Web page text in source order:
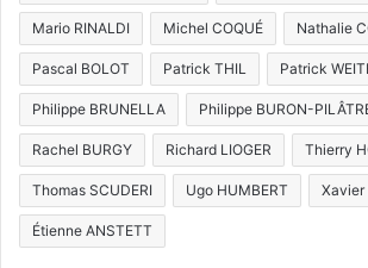
Mario RINALDI Michel COQUÉ Nathalie
Pascal BOLOT Patrick THIL Patrick
Philippe BRUNELLA Philippe BURON-
Rachel BURGY Richard LIOGER Thierry
Thomas SCUDERI Ugo HUMBERT Xavier
Étienne ANSTETT